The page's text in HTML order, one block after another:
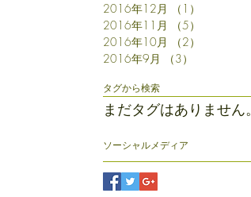
2016年12月
（1）
2016年11月
（5）
2016年10月
（2）
2016年9月
（3）
タグから検索
まだタグはありません。
ソーシャルメディア